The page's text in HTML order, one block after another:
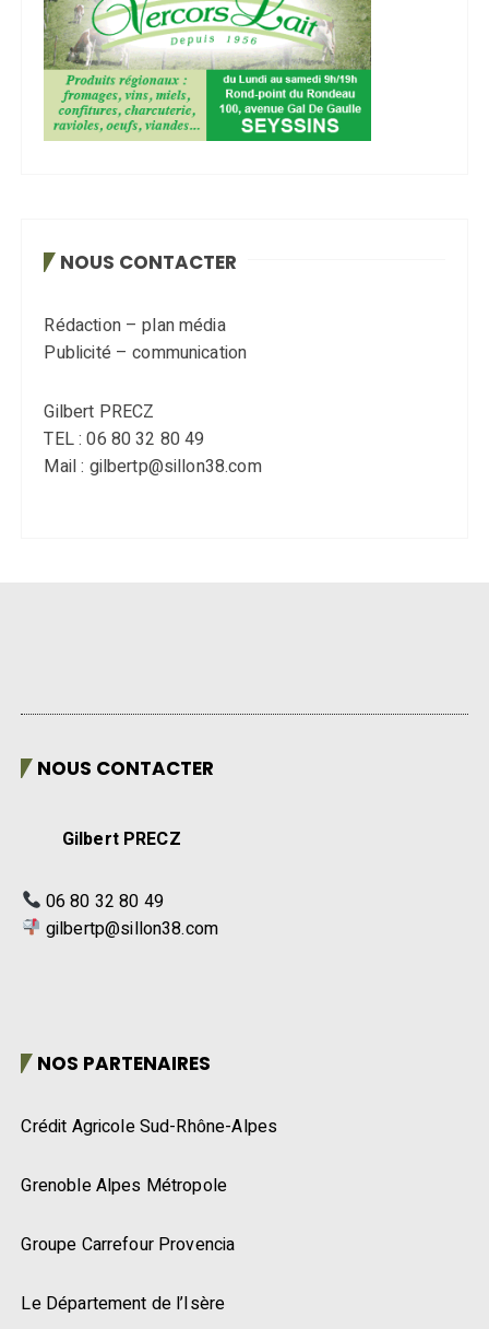
NOUS CONTACTER
Rédaction – plan média
Publicité – communication
Gilbert PRECZ
TEL : 06 80 32 80 49
Mail : gilbertp@sillon38.com
NOUS CONTACTER
Gilbert PRECZ
06 80 32 80 49
gilbertp@sillon38.com
NOS PARTENAIRES
Crédit Agricole Sud-Rhône-Alpes
Grenoble Alpes Métropole
Groupe Carrefour Provencia
Le Département de l’Isère